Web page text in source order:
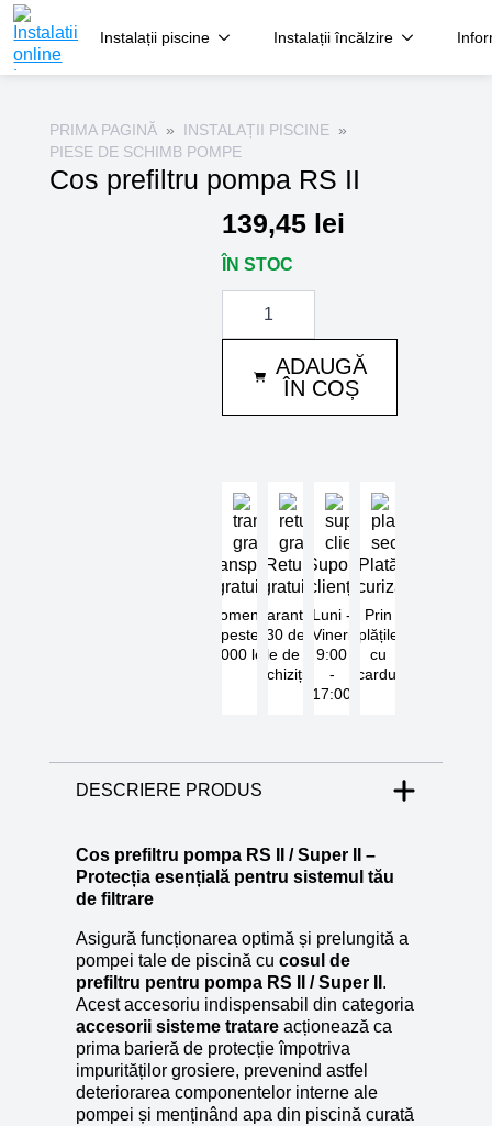
Instalații piscine Instalații încălzire
PRIMA PAGINĂ
INSTALAȚII PISCINE
PIESE DE SCHIMB POMPE
Cos prefiltru pompa RS II
139,45 lei
ÎN STOC
Cantitate
ADAUGĂ
ÎN COȘ
Transport
gratuit
Comenzi
peste
5000 lei
Retur
gratuit
Garantat
30 de
zile de la
achiziție
Suport
clienți
Luni -
Vineri
9:00
-
17:00
Plată
securizată
Prin
plățile
cu
cardul
DESCRIERE PRODUS
Cos prefiltru pompa RS II / Super II –
Protecția esențială pentru sistemul tău
de filtrare
Asigură funcționarea optimă și prelungită a
pompei tale de piscină cu cosul de
prefiltru pentru pompa RS II / Super II .
Acest accesoriu indispensabil din categoria
accesorii sisteme tratareacționează ca
prima barieră de protecție împotriva
impurităților grosiere, prevenind astfel
deteriorarea componentelor interne ale
pompei și menținând apa din piscină curată